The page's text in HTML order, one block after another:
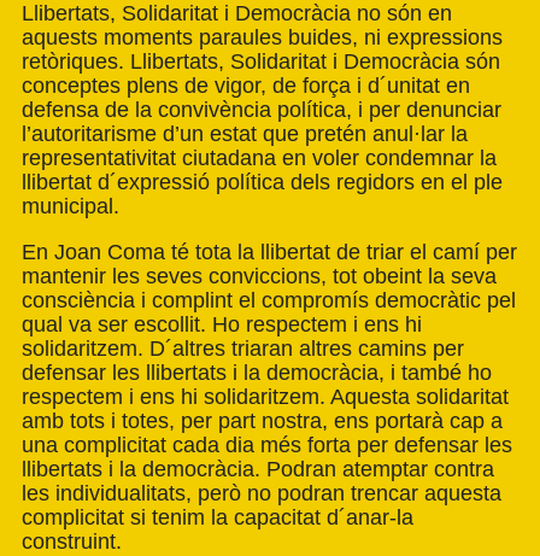
Llibertats, Solidaritat i Democràcia no són en
aquests moments paraules buides, ni expressions
retòriques. Llibertats, Solidaritat i Democràcia són
conceptes plens de vigor, de força i d´unitat en
defensa de la convivència política, i per denunciar
l’autoritarisme d’un estat que pretén anul·lar la
representativitat ciutadana en voler condemnar la
llibertat d´expressió política dels regidors en el ple
municipal.
En Joan Coma té tota la llibertat de triar el camí per
mantenir les seves conviccions, tot obeint la seva
consciència i complint el compromís democràtic pel
qual va ser escollit. Ho respectem i ens hi
solidaritzem. D´altres triaran altres camins per
defensar les llibertats i la democràcia, i també ho
respectem i ens hi solidaritzem. Aquesta solidaritat
amb tots i totes, per part nostra, ens portarà cap a
una complicitat cada dia més forta per defensar les
llibertats i la democràcia. Podran atemptar contra
les individualitats, però no podran trencar aquesta
complicitat si tenim la capacitat d´anar-la
construint.